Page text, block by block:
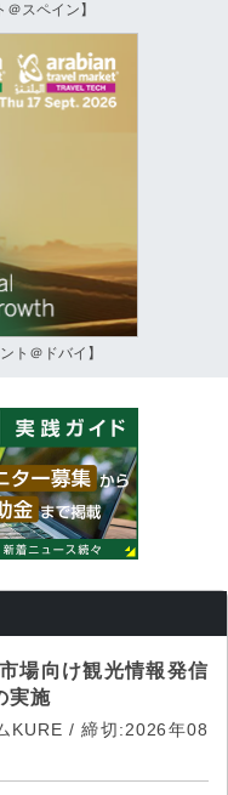
スペイン】
ト＠ドバイ】
場向け観光情報発信
実施
KURE / 締切:2026年08